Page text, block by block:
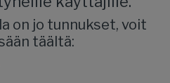
on jo tunnukset, voit
täältä: